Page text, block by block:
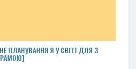
ПЛАНУВАННЯ Я У СВІТІ ДЛЯ 3